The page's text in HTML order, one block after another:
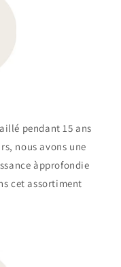
pendant 15 ans
nous avons une
àpprofondie
cet assortiment